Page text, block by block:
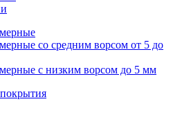
со средним ворсом от 5 до
с низким ворсом до 5 мм